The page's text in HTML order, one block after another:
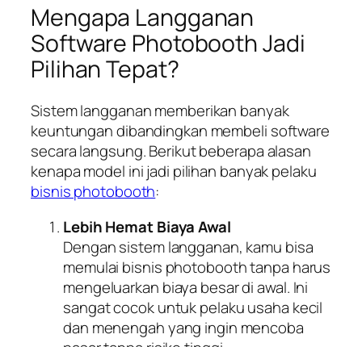
Mengapa Langganan
Software Photobooth Jadi
Pilihan Tepat?
Sistem langganan memberikan banyak
keuntungan dibandingkan membeli software
secara langsung. Berikut beberapa alasan
kenapa model ini jadi pilihan banyak pelaku
bisnis photobooth:
Lebih Hemat Biaya Awal
Dengan sistem langganan, kamu bisa
memulai bisnis photobooth tanpa harus
mengeluarkan biaya besar di awal. Ini
sangat cocok untuk pelaku usaha kecil
dan menengah yang ingin mencoba